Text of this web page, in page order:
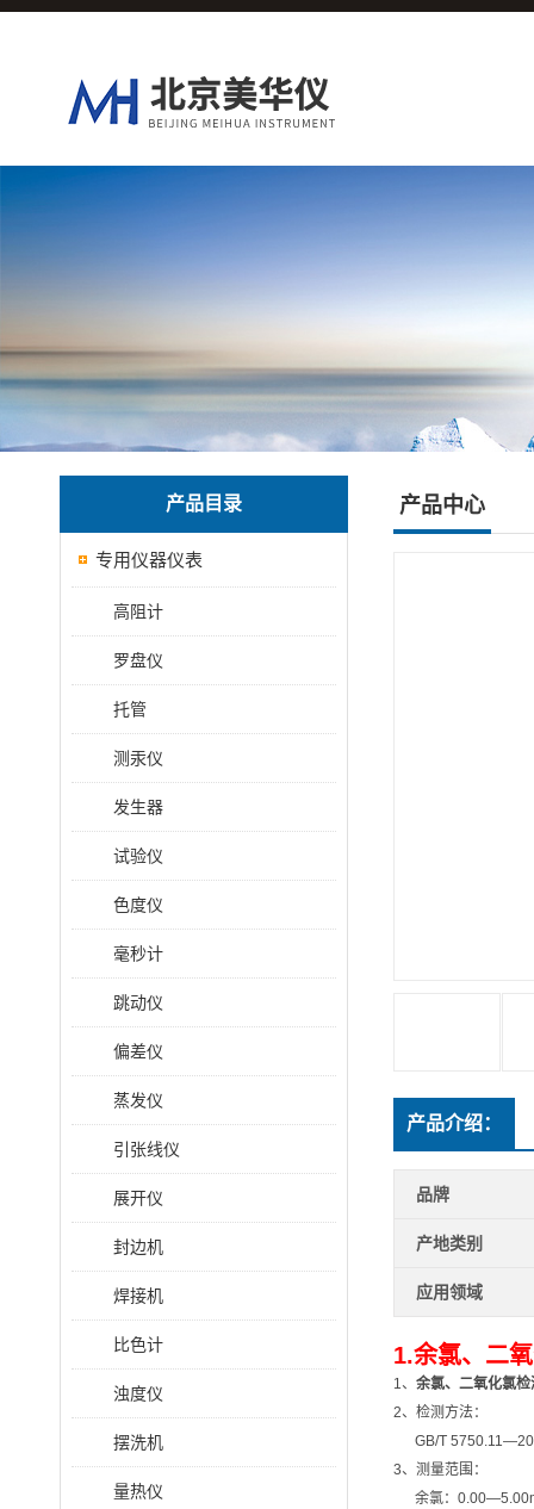
产品目录
专用仪器仪表
高阻计
罗盘仪
托管
测汞仪
发生器
试验仪
色度仪
毫秒计
跳动仪
偏差仪
蒸发仪
引张线仪
展开仪
封边机
焊接机
比色计
浊度仪
摆洗机
量热仪
产品中心
产品介绍：
品牌
产地类别
应用领域
1.余氯、二
1、 余氯、二氧化氯检
2、检测方法：
GB/T
3、测量范围：
余氯：